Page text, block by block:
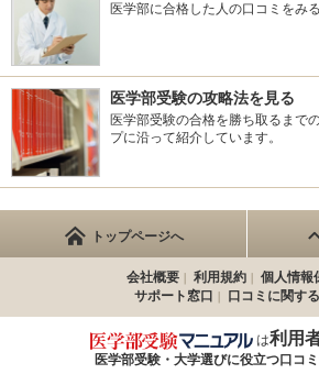
医学部に合格した人の口コミをみ
医学部受験の攻略法を見る
医学部受験の合格を勝ち取るまで
プに沿って紹介しています。
トップページへ
会社概要 利用規約
個人情報
サポート窓口
口コミに関す
は利用
医学部受験・大学選びに役立つ口コ